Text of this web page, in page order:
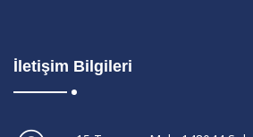
İletişim Bilgileri